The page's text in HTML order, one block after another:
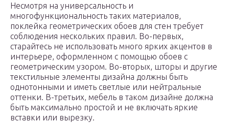
Несмотря на универсальность и
многофункциональность таких материалов,
поклейка геометрических обоев для стен требует
соблюдения нескольких правил. Во-первых,
старайтесь не использовать много ярких акцентов в
интерьере, оформленном с помощью обоев с
геометрическим узором. Во-вторых, шторы и другие
текстильные элементы дизайна должны быть
однотонными и иметь светлые или нейтральные
оттенки. В-третьих, мебель в таком дизайне должна
быть максимально простой и не включать яркие
вставки или вырезку.